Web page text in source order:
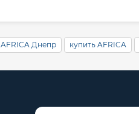
AFRICA Днепр купить AFRICA